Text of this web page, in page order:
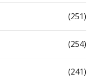
(251)
(254)
(241)